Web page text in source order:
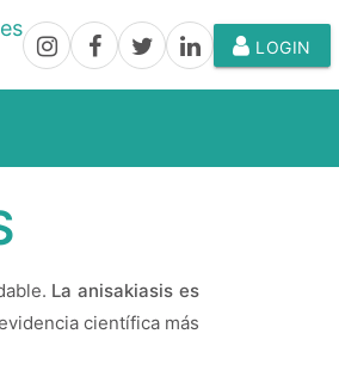
LOGIN
La anisakiasis es
científica más